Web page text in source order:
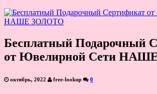
Бесплатный Подарочный
от Ювелирной Сети
октябрь, 2022 free-lookup 0